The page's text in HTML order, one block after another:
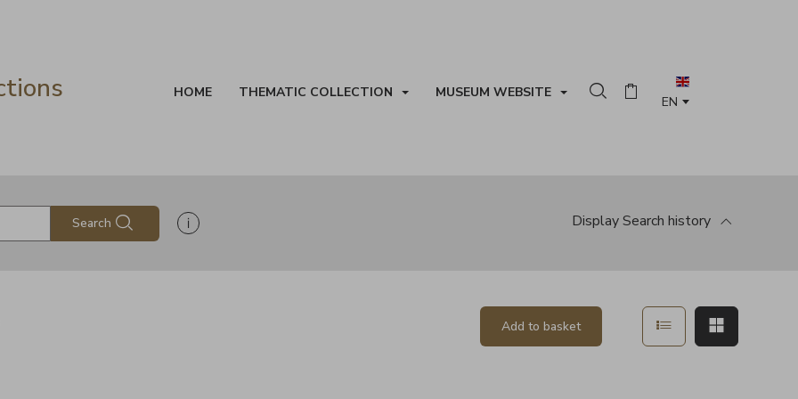
HOME THEMATIC COLLECTION MUSEUM WEBSITE Search in the collection
Basket
Search Show search help information DisplaySearch history
Add to basket Show in list mode